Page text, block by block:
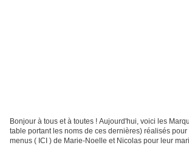
Bonjour à tous et à toutes ! Aujourd'hui, voici les
table portant les noms de ces dernières) réalisés
menus ( ICI ) de Marie-Noelle et Nicolas pour leur